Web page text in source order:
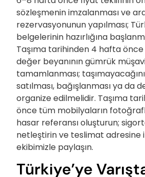
sözleşmenin imzalanması ve
rezervasyonunun yapılması;
belgelerinin hazırlığına
Taşıma tarihinden 4 hafta
değer beyanının gümrük
tamamlanması;
satılması, bağışlanması ya da
organize edilmelidir. Taşıma
önce tüm mobilyaların
hasar referansı oluşturun;
netleştirin ve teslimat adresine
ekibimizle paylaşın.
Türkiye’ye